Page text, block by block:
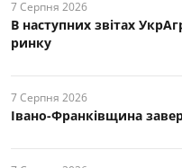
7 Серпня 2026
В наступних звітах
ринку
7 Серпня 2026
Івано-Франківщина